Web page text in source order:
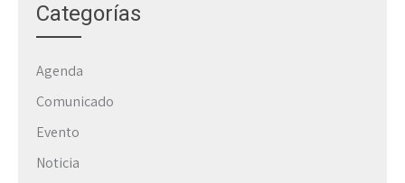
Categorías
Agenda
Comunicado
Evento
Noticia